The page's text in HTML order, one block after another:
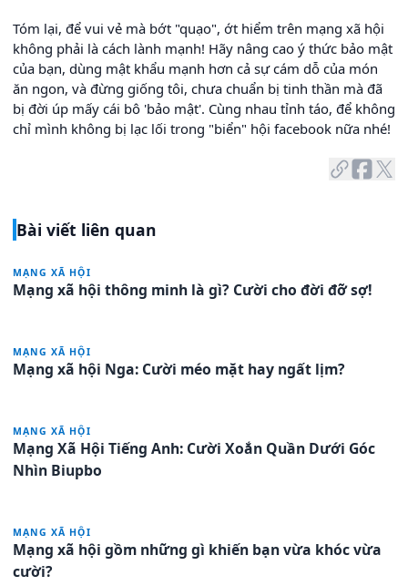
Tóm lại, để vui vẻ mà bớt "quạo", ớt hiểm trên mạng xã hội
không phải là cách lành mạnh! Hãy nâng cao ý thức bảo mật
của bạn, dùng mật khẩu mạnh hơn cả sự cám dỗ của món
ăn ngon, và đừng giống tôi, chưa chuẩn bị tinh thần mà đã
bị đời úp mấy cái bô 'bảo mật'. Cùng nhau tỉnh táo, để không
chỉ mình không bị lạc lối trong "biển" hội facebook nữa nhé!
Bài viết liên quan
MẠNG XÃ HỘI
Mạng xã hội thông minh là gì? Cười cho đời đỡ sợ!
MẠNG XÃ HỘI
Mạng xã hội Nga: Cười méo mặt hay ngất lịm?
MẠNG XÃ HỘI
Mạng Xã Hội Tiếng Anh: Cười Xoắn Quần Dưới Góc
Nhìn Biupbo
MẠNG XÃ HỘI
Mạng xã hội gồm những gì khiến bạn vừa khóc vừa
cười?